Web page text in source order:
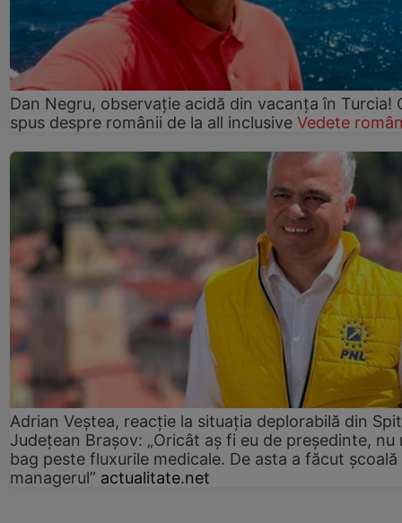
Dan Negru, observație acidă din vacanța în Turcia!
spus despre românii de la all inclusive Vedete
Adrian Veștea, reacție la situația deplorabilă din
Județean Brașov: „Oricât aș fi eu de președinte, nu
bag peste fluxurile medicale. De asta a făcut școală
managerul” actualitate.net